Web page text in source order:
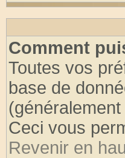
Comment
Toutes vos
base de
Ceci vous
Revenir en